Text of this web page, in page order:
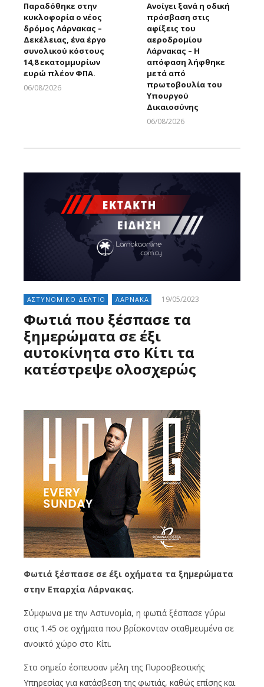
Παραδόθηκε στην
κυκλοφορία ο νέος
δρόμος Λάρνακας –
Δεκέλειας, ένα έργο
συνολικού κόστους
14,8 εκατομμυρίων
ευρώ πλέον ΦΠΑ.
06/08/2026
Ανοίγει ξανά η οδική
πρόσβαση στις
αφίξεις του
αεροδρομίου
Λάρνακας – Η
απόφαση λήφθηκε
μετά από
πρωτοβουλία του
Υπουργού
Δικαιοσύνης
06/08/2026
ΑΣΤΥΝΟΜΙΚΟ ΔΕΛΤΙΟ ΛΑΡΝΑΚΑ 19/05/2023
Φωτιά που ξέσπασε τα
ξημερώματα σε έξι
αυτοκίνητα στο Κίτι τα
κατέστρεψε ολοσχερώς
Φωτιά ξέσπασε σε έξι οχήματα τα ξημερώματα
στην Eπαρχία Λάρνακας.
Σύμφωνα με την Αστυνομία, η φωτιά ξέσπασε γύρω
στις 1.45 σε οχήματα που βρίσκονταν σταθμευμένα σε
ανοικτό χώρο στο Κίτι.
Στο σημείο έσπευσαν μέλη της Πυροσβεστικής
Υπηρεσίας για κατάσβεση της φωτιάς, καθώς επίσης και